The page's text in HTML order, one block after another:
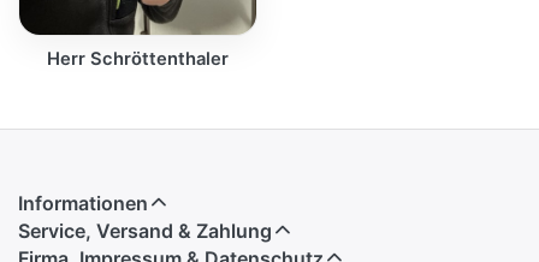
Herr Schröttenthaler
Informationen
Service, Versand & Zahlung